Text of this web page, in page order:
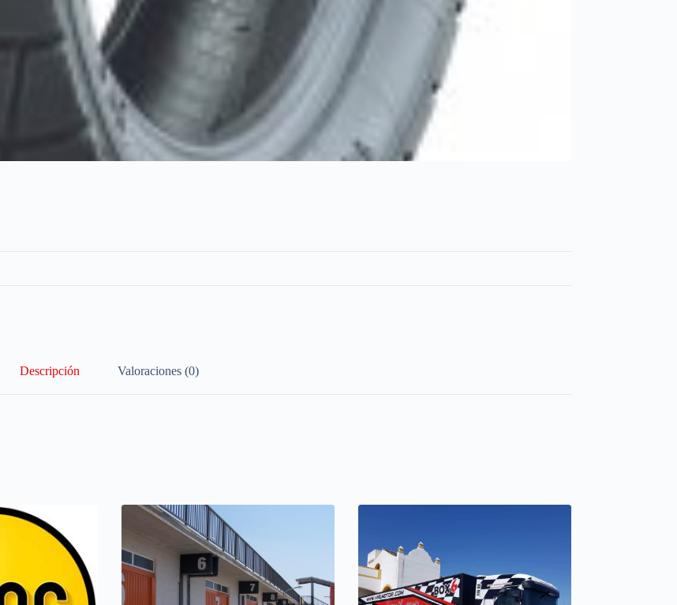
Descripción Valoraciones (0)